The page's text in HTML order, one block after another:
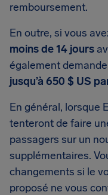
remboursement.
En outre, si vous
moins de 14 jours
également
jusqu’à 650 $ US
En général, lorsque
tenteront de faire
passagers sur un
supplémentaires.
changements si le
proposé ne vous